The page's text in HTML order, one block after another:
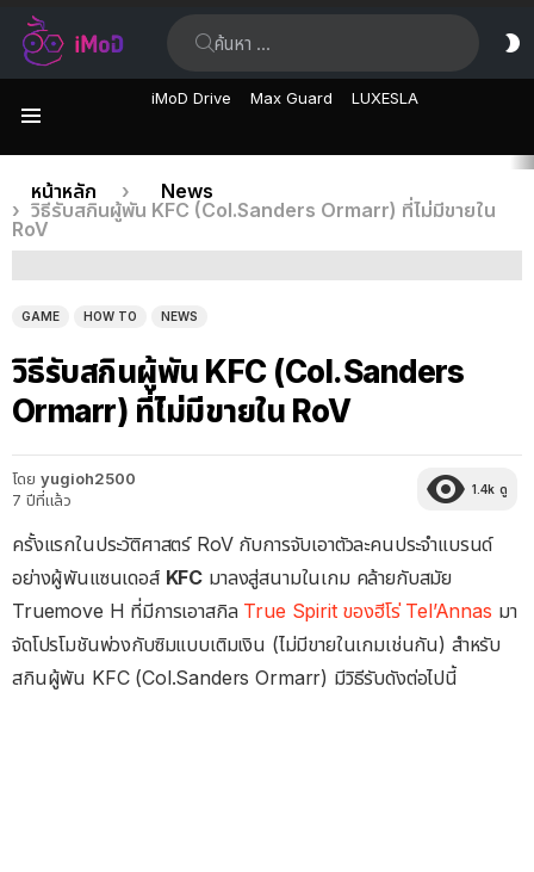
iMoD Drive Max Guard LUXESLA
เรื่อง
ล่าสุด
คุณอยู่ที่นี่:
หน้าหลัก
News
วิธีรับสกินผู้พัน KFC (Col.Sanders Ormarr) ที่ไม่มีขายใน
RoV
GAME HOW TO NEWS
วิธีรับสกินผู้พัน KFC (Col.Sanders
Ormarr) ที่ไม่มีขายใน RoV
โดย yugioh2500
7 ปีที่แล้ว
1.4k ดู
ครั้งแรกในประวัติศาสตร์ RoV กับการจับเอาตัวละคนประจำแบรนด์
อย่างผู้พันแซนเดอส์ KFC มาลงสู่สนามในเกม คล้ายกับสมัย
Truemove H ที่มีการเอาสกิล True Spirit ของฮีโร่ Tel’Annas มา
จัดโปรโมชันพ่วงกับซิมแบบเติมเงิน (ไม่มีขายในเกมเช่นกัน) สำหรับ
สกินผู้พัน KFC (Col.Sanders Ormarr) มีวิธีรับดังต่อไปนี้